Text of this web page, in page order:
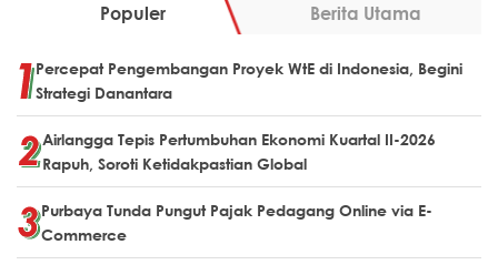
Populer Berita Utama
Percepat Pengembangan Proyek WtE di Indonesia, Begini
Strategi Danantara
Airlangga Tepis Pertumbuhan Ekonomi Kuartal II-2026
Rapuh, Soroti Ketidakpastian Global
Purbaya Tunda Pungut Pajak Pedagang Online via E-
Commerce